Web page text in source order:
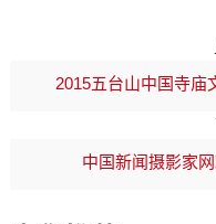
2015五台山中国寺庙
中国新闻摄影家